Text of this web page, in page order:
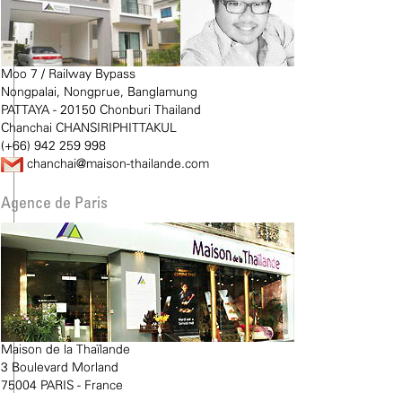
Moo 7 / Railway Bypass
Nongpalai, Nongprue, Banglamung
PATTAYA - 20150 Chonburi Thailand
Chanchai CHANSIRIPHITTAKUL
(+66) 942 259 998
chanchai@maison-thailande.com
Agence de Paris
Maison de la Thaïlande
3 Boulevard Morland
75004 PARIS - France